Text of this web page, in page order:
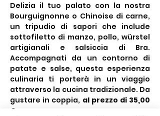
Delizia il tuo palato con la nostra
Bourguignonne o Chinoise di carne,
un tripudio di sapori che include
sottofiletto di manzo, pollo, würstel
artigianali e salsiccia di Bra.
Accompagnati da un contorno di
patate e salse, questa esperienza
culinaria ti porterà in un viaggio
attraverso la cucina tradizionale. Da
gustare in coppia, al prezzo di 35,00
€ a persona.